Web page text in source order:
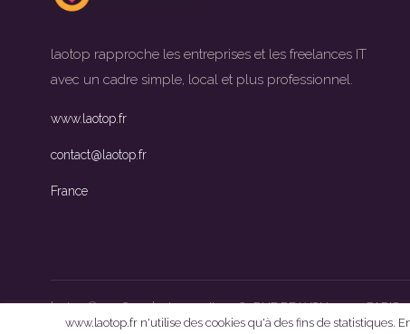
laotop rapproche les entreprises et les freelances IT
avec un cadre simple, local et plus professionnel.
www.laotop.fr
contact@laotop.fr
France
laotop © 2026 • laotop • '' •
61 RUE DE LYON 75012 PARIS
www.laotop.fr n'utilise des cookies qu'à des fins de statistiques.